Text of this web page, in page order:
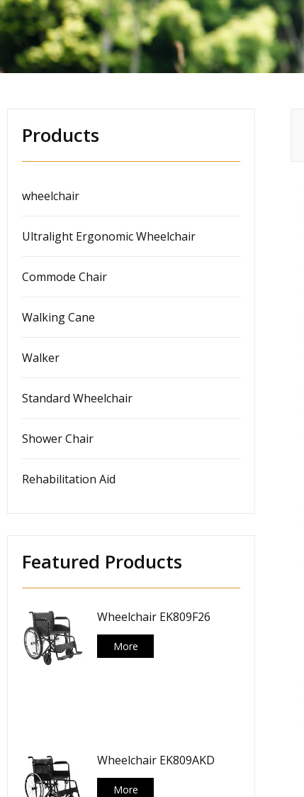
Products
wheelchair
Ultralight Ergonomic Wheelchair
Commode Chair
Walking Cane
Walker
Standard Wheelchair
Shower Chair
Rehabilitation Aid
Featured Products
Wheelchair EK809F26
More
Wheelchair EK809AKD
More